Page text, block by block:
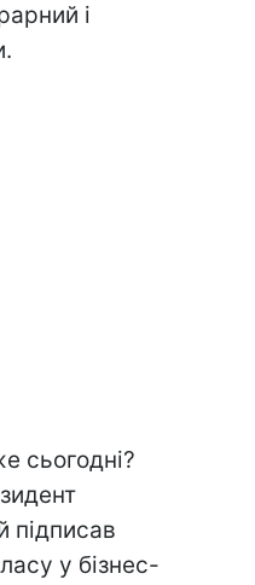
і
сьогодні?
підписав
у бізнес-